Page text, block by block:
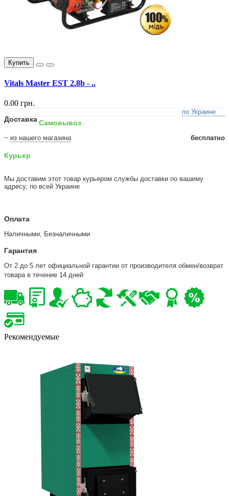
Купить
Vitals Master EST 2.8b - ..
0.00 грн.
Доставка
по Украине
Самовывоз
− из нашего магазина бесплатно
Курьер
Мы доставим этот товар курьером службы доставки по вашему
адресу, по всей Украине
Оплата
Наличными, Безналичными
Гарантия
От 2 до 5 лет официальной гарантии от производителя обмен/возврат
товара в течение 14 дней
Рекомендуемые